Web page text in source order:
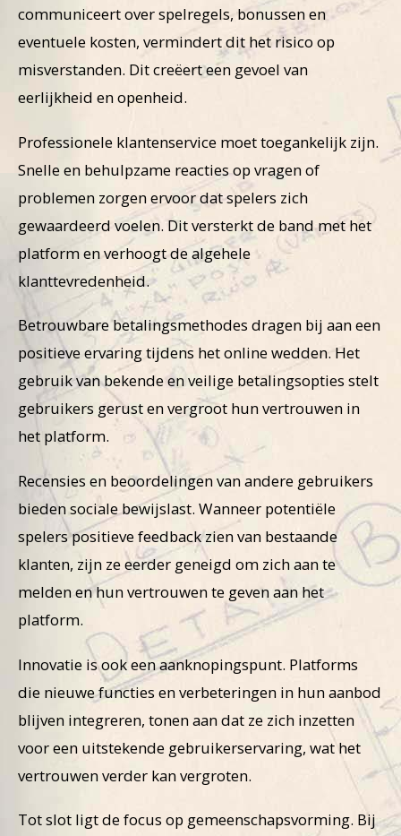
communiceert over spelregels, bonussen en
eventuele kosten, vermindert dit het risico op
misverstanden. Dit creëert een gevoel van
eerlijkheid en openheid.
Professionele klantenservice moet toegankelijk zijn.
Snelle en behulpzame reacties op vragen of
problemen zorgen ervoor dat spelers zich
gewaardeerd voelen. Dit versterkt de band met het
platform en verhoogt de algehele
klanttevredenheid.
Betrouwbare betalingsmethodes dragen bij aan een
positieve ervaring tijdens het online wedden. Het
gebruik van bekende en veilige betalingsopties stelt
gebruikers gerust en vergroot hun vertrouwen in
het platform.
Recensies en beoordelingen van andere gebruikers
bieden sociale bewijslast. Wanneer potentiële
spelers positieve feedback zien van bestaande
klanten, zijn ze eerder geneigd om zich aan te
melden en hun vertrouwen te geven aan het
platform.
Innovatie is ook een aanknopingspunt. Platforms
die nieuwe functies en verbeteringen in hun aanbod
blijven integreren, tonen aan dat ze zich inzetten
voor een uitstekende gebruikerservaring, wat het
vertrouwen verder kan vergroten.
Tot slot ligt de focus op gemeenschapsvorming. Bij